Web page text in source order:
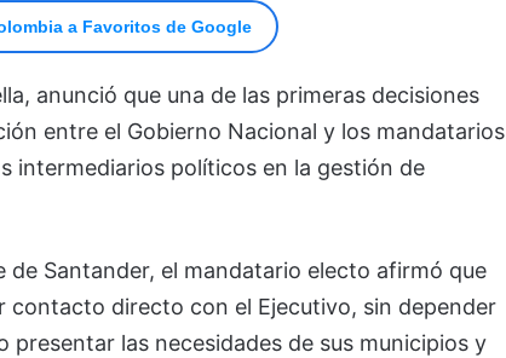
a Favoritos de Google
anunció que una de las primeras decisiones
entre el Gobierno Nacional y los mandatarios
intermediarios políticos en la gestión de
Santander, el mandatario electo afirmó que
contacto directo con el Ejecutivo, sin depender
las necesidades de sus municipios y